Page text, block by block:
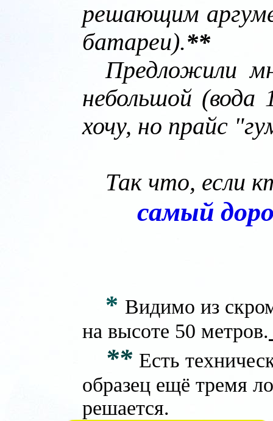
решающим
батареи).**
Предложили
небольшой (вода
хочу, но прайс
Так что, если
самый
* Видимо из
на высоте 50 метров.
** Есть
образец ещё тремя
решается.